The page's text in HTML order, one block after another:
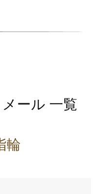
ール 一覧
輪